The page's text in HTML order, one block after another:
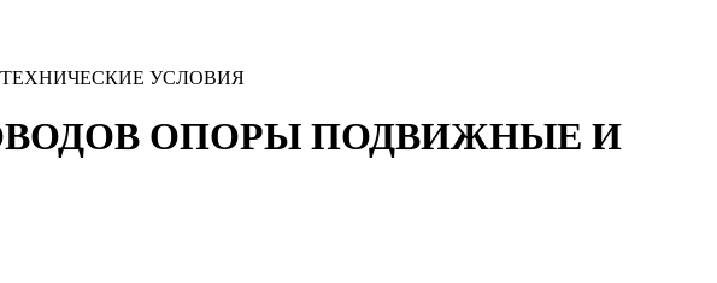
УСЛОВИЯ
ОПОРЫ ПОДВИЖНЫЕ И